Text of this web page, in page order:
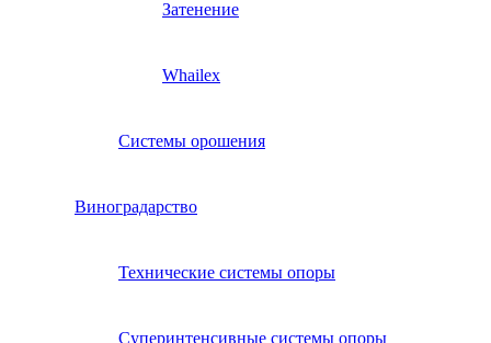
Затенение
Whailex
Системы орошения
Виноградарство
Технические системы опоры
Суперинтенсивные системы опоры